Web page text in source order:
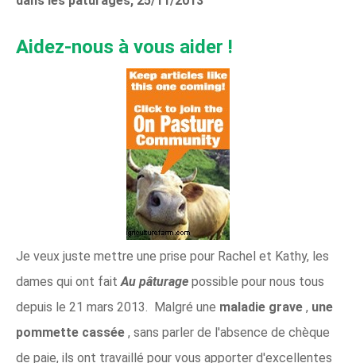
Aidez-nous à vous aider !
Je veux juste mettre une prise pour Rachel et Kathy, les
dames qui ont faitAu pâturage possible pour nous tous
depuis le 21 mars 2013. Malgré une maladie grave , une
pommette cassée , sans parler de l'absence de chèque
de paie, ils ont travaillé pour vous apporter d'excellentes